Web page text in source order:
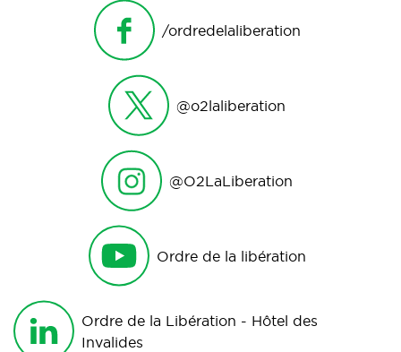
/ordredelaliberation
@o2laliberation
@O2LaLiberation
Ordre de la libération
Ordre de la Libération - Hôtel des
Invalides